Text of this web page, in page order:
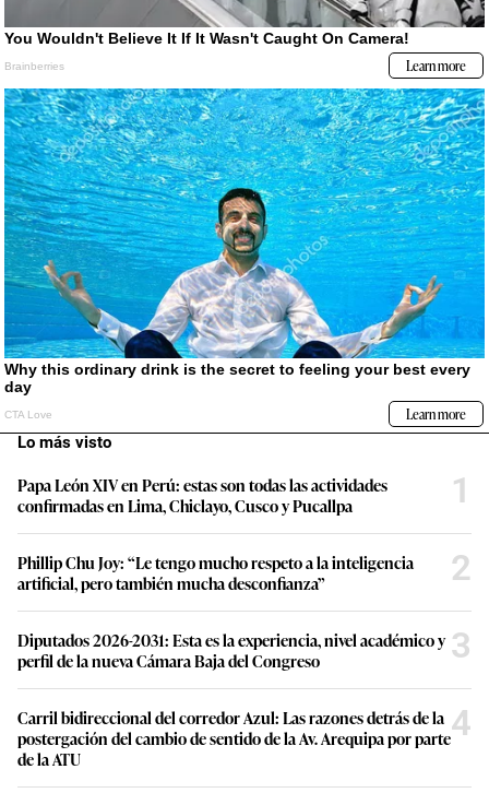
Lo más visto
Papa León XIV en Perú: estas son todas las actividades
confirmadas en Lima, Chiclayo, Cusco y Pucallpa
1
Phillip Chu Joy: “Le tengo mucho respeto a la inteligencia
artificial, pero también mucha desconfianza”
2
Diputados 2026-2031: Esta es la experiencia, nivel académico y
perfil de la nueva Cámara Baja del Congreso
3
Carril bidireccional del corredor Azul: Las razones detrás de la
postergación del cambio de sentido de la Av. Arequipa por parte
de la ATU
4